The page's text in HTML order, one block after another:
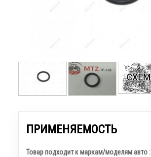
ПРИМЕНЯЕМОСТЬ
Товар подходит к маркам/моделям авто :